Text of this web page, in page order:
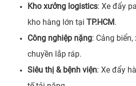
Kho xưởng logistics: Xe đẩy
kho hàng lớn tại TP.HCM.
Công nghiệp nặng: Cảng
chuyền lắp ráp.
Siêu thị & bệnh viện: Xe đẩy